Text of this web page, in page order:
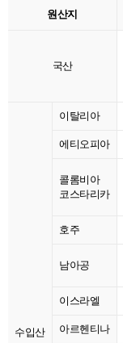
원산지
국산
수입산
이탈리아
에티오피아
콜롬비아
코스타리카
호주
남아공
이스라엘
아르헨티나